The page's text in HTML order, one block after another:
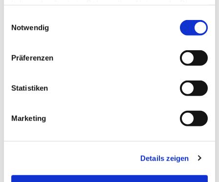
Notwendig
Präferenzen
Statistiken
Marketing
Details zeigen
44623 Herne